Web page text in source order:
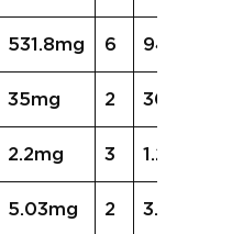
531.8mg 6 945.2mg
35mg 2 30mg
2.2mg 3 1.2mg
5.03mg 2 3.61mg